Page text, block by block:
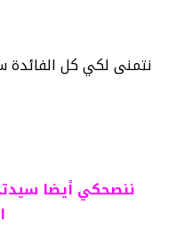
نتمنى لكي كل الفائدة
ننصحكي أيضا